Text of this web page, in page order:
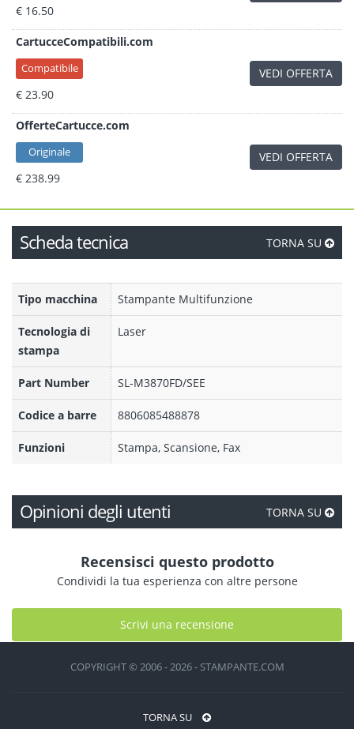
€ 16.50
CartucceCompatibili.com
Compatibile
€ 23.90
VEDI OFFERTA
OfferteCartucce.com
Originale
€ 238.99
VEDI OFFERTA
Scheda tecnica TORNA SU
Tipo macchina Stampante Multifunzione
Tecnologia di
stampa
Laser
Part Number SL-M3870FD/SEE
Codice a barre 8806085488878
Funzioni Stampa, Scansione, Fax
Opinioni degli utenti TORNA SU
Recensisci questo prodotto
Condividi la tua esperienza con altre persone
Scrivi una recensione
COPYRIGHT © 2006 - 2026 - STAMPANTE.COM
TORNA SU